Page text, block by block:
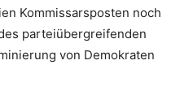
Kommissarsposten noch
parteiübergreifenden
von Demokraten